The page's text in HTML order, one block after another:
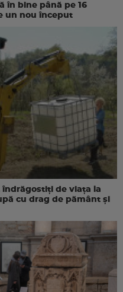
în bine până pe 16
un nou început
îndrăgostiți de viața la
cu drag de pământ și